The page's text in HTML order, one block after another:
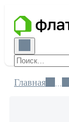
Главная